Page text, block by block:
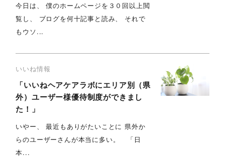
今日は、 僕のホームページを３０回以上閲
覧し、 ブログを何十記事と読み、 それで
もウソ...
いいね情報
「いいねヘアケアラボにエリア別（県
外）ユーザー様優待制度ができまし
た！」
いやー、 最近もありがたいことに 県外か
らのユーザーさんが本当に多い。 「日
本...